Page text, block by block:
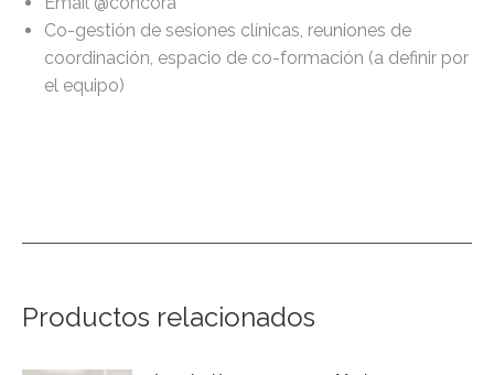
Co-gestión de sesiones clínicas, reuniones de
coordinación, espacio de co-formación (a definir por
el equipo)
Productos relacionados